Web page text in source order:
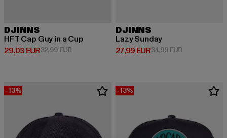
DJINNS
HFT Cap Guy in a Cup
29,03 EUR
Derzeitiger Preis: 29,03 EUR
32,99 EURAktionspreis: 32,99 EUR
DJINNS
Lazy Sunday
27,99 EUR
Derzeitiger Preis: 27,99 EUR
34,99 EURAktionspreis:
-13% -13%